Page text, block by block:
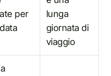
per
lunga
giornata di
viaggio